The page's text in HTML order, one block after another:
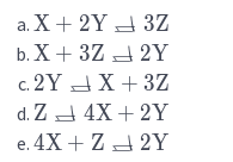
X + 2Y ⇄ 3Z
X + 3Z ⇄ 2Y
2Y ⇄ X + 3Z
Z ⇄ 4X + 2Y
4X + Z ⇄ 2Y